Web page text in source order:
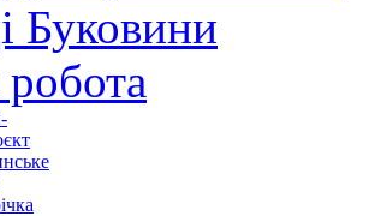
Буковини